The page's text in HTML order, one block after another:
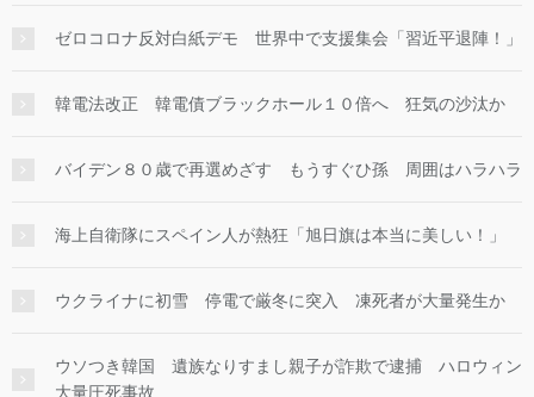
ゼロコロナ反対白紙デモ 世界中で支援集会「習近平退陣！」
韓電法改正 韓電債ブラックホール１０倍へ 狂気の沙汰か
バイデン８０歳で再選めざす もうすぐひ孫 周囲はハラハラ
海上自衛隊にスペイン人が熱狂「旭日旗は本当に美しい！」
ウクライナに初雪 停電で厳冬に突入 凍死者が大量発生か
ウソつき韓国 遺族なりすまし親子が詐欺で逮捕 ハロウィン
大量圧死事故